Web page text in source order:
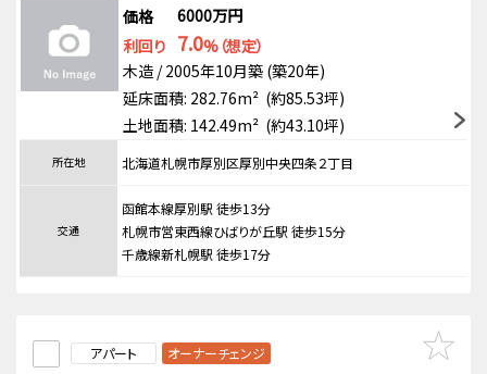
価格
6000万円
利回り 7.0%（想定）
木造 / 2005年10月築 (築20年)
延床面積: 282.76m² (約85.53坪)
土地面積: 142.49m² (約43.10坪)
所在地 北海道札幌市厚別区厚別中央四条２丁目
交通
函館本線厚別駅 徒歩13分
札幌市営東西線ひばりが丘駅 徒歩15分
千歳線新札幌駅 徒歩17分
アパート オーナーチェンジ